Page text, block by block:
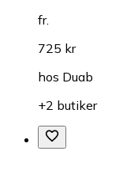
fr.
725 kr
hos Duab
+2 butiker